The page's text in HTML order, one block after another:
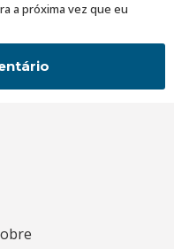
a próxima vez que eu